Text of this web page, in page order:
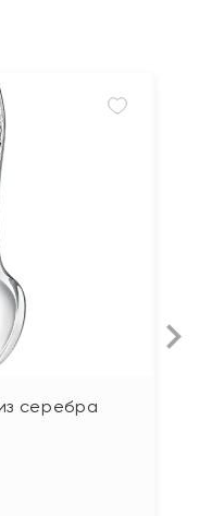
серебра